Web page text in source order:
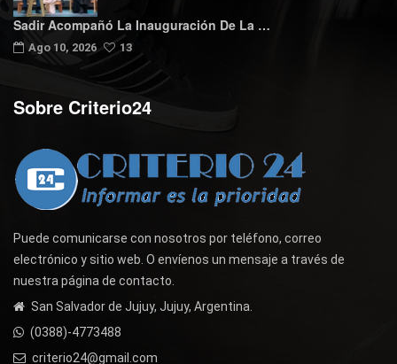
Sadir Acompañó La Inauguración De La …
Ago 10, 2026 13
Sobre Criterio24
Puede comunicarse con nosotros por teléfono, correo
electrónico y sitio web. O envíenos un mensaje a través de
nuestra página de contacto.
San Salvador de Jujuy, Jujuy, Argentina.
(0388)-4773488
criterio24@gmail.com